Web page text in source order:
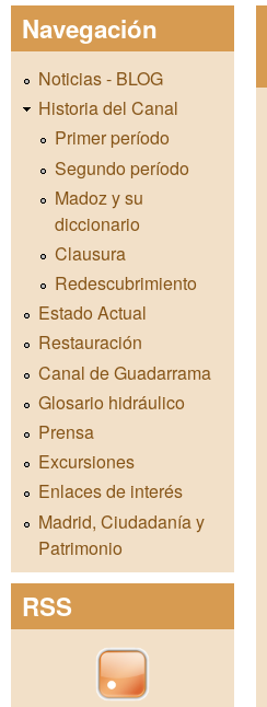
Navegación
Noticias - BLOG
Historia del Canal
Primer período
Segundo período
Madoz y su
diccionario
Clausura
Redescubrimiento
Estado Actual
Restauración
Canal de Guadarrama
Glosario hidráulico
Prensa
Excursiones
Enlaces de interés
Madrid, Ciudadanía y
Patrimonio
RSS